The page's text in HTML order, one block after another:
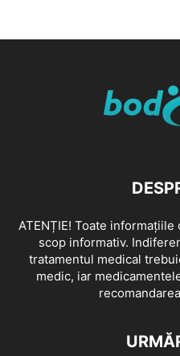
ATENȚIE! Toate
scop informativ.
tratamentul medical
medic, iar